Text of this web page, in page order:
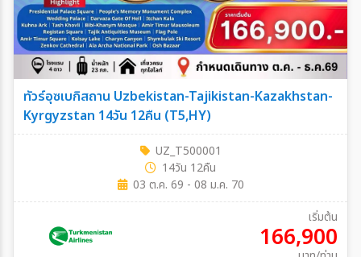
ทัวร์อุซเบกิสถาน Uzbekistan-Tajikistan-Kazakhstan-
Kyrgyzstan 14วัน 12คืน (T5,HY)
UZ_T500001
14วัน 12คืน
03 ต.ค. 69 - 08 ม.ค. 70
เริ่มต้น
166,900